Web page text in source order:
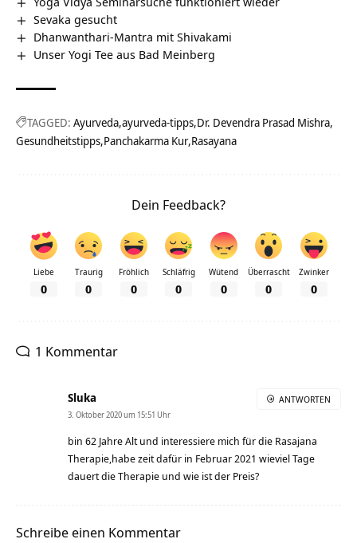
Sevaka gesucht
Dhanwanthari-Mantra mit Shivakami
Unser Yogi Tee aus Bad Meinberg
TAGGED: Ayurveda ayurveda-tipps Dr. Devendra Prasad Mishra
Gesundheitstipps Panchakarma Kur Rasayana
Dein Feedback?
Liebe
0
Traurig
0
Fröhlich
0
Schläfrig
0
Wütend
0
Überrascht
0
Zwinker
0
1 Kommentar
Sluka
3. Oktober 2020 um 15:51 Uhr
bin 62 Jahre Alt und interessiere mich für die Rasajana
Therapie,habe zeit dafür in Februar 2021 wieviel Tage
dauert die Therapie und wie ist der Preis?
ANTWORTEN
Schreibe einen Kommentar